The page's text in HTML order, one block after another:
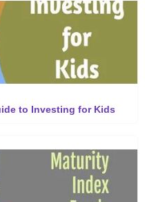
to Investing for Kids